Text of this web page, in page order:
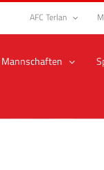
AFC Terlan
Mannschaften